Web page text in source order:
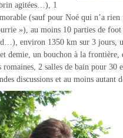
agitées…), 1
(sauf pour Noé qui n’a
»), au moins 10 parties de
environ 1350 km sur 3 jours,
demie, un bouchon à la frontière,
romaines, 2 salles de bain pour 30
discussions et au moins autant